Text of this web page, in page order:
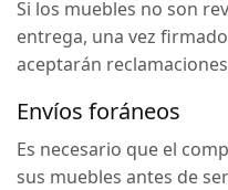
Si los muebles no son
entrega, una vez
aceptarán
Envíos foráneos
Es necesario que el
sus muebles antes de